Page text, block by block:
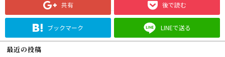
共有 後で読む
ブックマーク LINEで送る
最近の投稿